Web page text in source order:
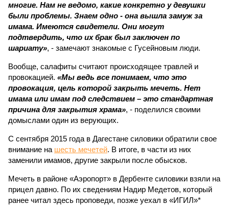
многие. Нам не ведомо, какие конкретно у девушки
были проблемы. Знаем одно - она вышла замуж за
имама. Имеются свидетели. Они могут
подтвердить, что их брак был заключен по
шариату», - замечают знакомые с Гусейновым люди.
Вообще, салафиты считают происходящее травлей и
провокацией. «Мы ведь все понимаем, что это
провокация, цель которой закрыть мечеть. Нет
имама или имам под следствием – это стандартная
причина для закрытия храма», - поделился своими
домыслами один из верующих.
С сентября 2015 года в Дагестане силовики обратили свое
внимание на шесть мечетей. В итоге, в части из них
заменили имамов, другие закрыли после обысков.
Мечеть в районе «Аэропорт» в Дербенте силовики взяли на
прицел давно. По их сведениям Надир Медетов, который
ранее читал здесь проповеди, позже уехал в «ИГИЛ»*